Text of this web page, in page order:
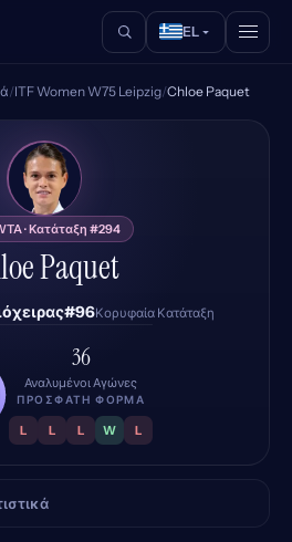
EL
/ITF Women W75 Leipzig/Chloe Paquet
CP
· Κατάταξη #294
Paquet
#96Κορυφαία Κατάταξη
36
Αναλυμένοι Αγώνες
ΠΡΌΣΦΑΤΗ ΦΌΡΜΑ
L L L W L